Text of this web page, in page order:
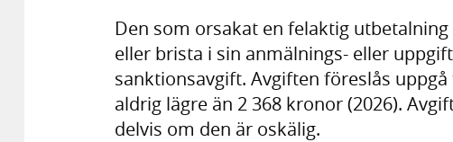
Den som orsakat en felaktig
eller brista i sin anmälnings- eller
sanktionsavgift. Avgiften föreslås
aldrig lägre än 2 368 kronor (2026).
delvis om den är oskälig.